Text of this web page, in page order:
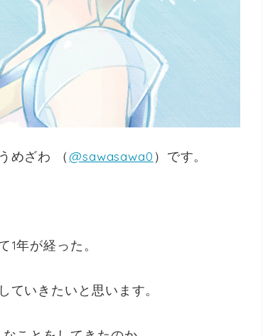
めざわ （@sawasawa0 ）です。
年が経った。
ていきたいと思います。